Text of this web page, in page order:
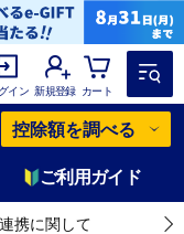
イン 新規登録 カート
控除額を調べる
ご利用ガイド
携に関して